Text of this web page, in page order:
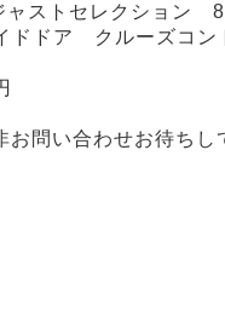
ストセレクション
ドア クルーズコ
問い合わせお待ちし